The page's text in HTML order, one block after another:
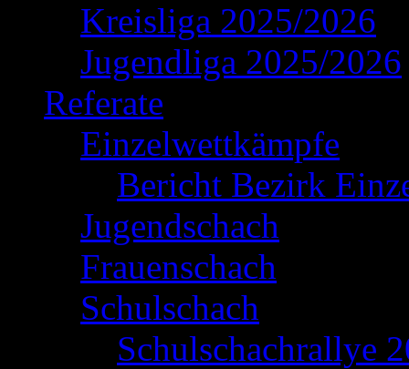
Kreisliga 2025/2026
Jugendliga 2025/2026
Referate
Einzelwettkämpfe
Bericht Bezirk
Jugendschach
Frauenschach
Schulschach
Schulschachrallye